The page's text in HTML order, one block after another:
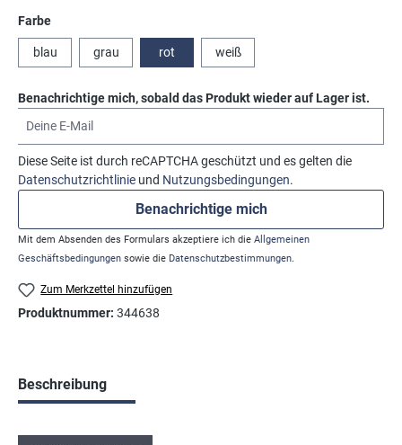
Farbeauswählen
blau grau rot weiß
Benachrichtige mich, sobald das Produkt wieder auf Lager ist.
Diese Seite ist durch reCAPTCHA geschützt und es gelten die
Datenschutzrichtlinie und Nutzungsbedingungen.
Benachrichtige mich
Mit dem Absenden des Formulars akzeptiere ich die Allgemeinen
Geschäftsbedingungen sowie die Datenschutzbestimmungen.
Zum Merkzettel hinzufügen
Produktnummer: 344638
Beschreibung